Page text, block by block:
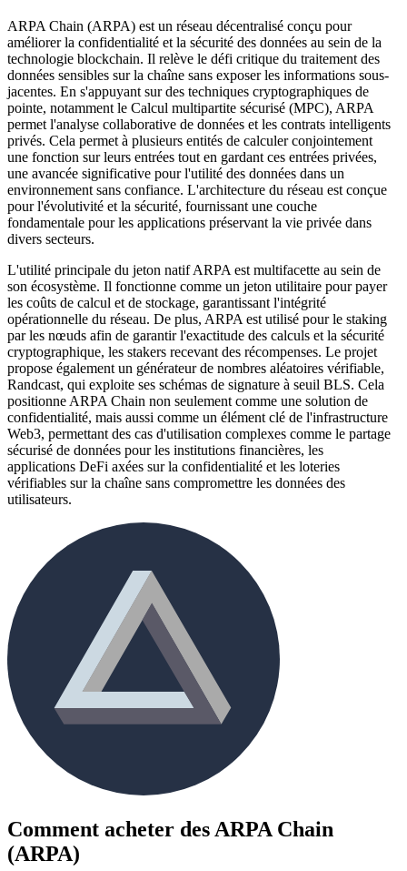
ARPA Chain (ARPA) est un réseau décentralisé conçu pour
améliorer la confidentialité et la sécurité des données au sein de la
technologie blockchain. Il relève le défi critique du traitement des
données sensibles sur la chaîne sans exposer les informations sous-
jacentes. En s'appuyant sur des techniques cryptographiques de
pointe, notamment le Calcul multipartite sécurisé (MPC), ARPA
permet l'analyse collaborative de données et les contrats intelligents
privés. Cela permet à plusieurs entités de calculer conjointement
une fonction sur leurs entrées tout en gardant ces entrées privées,
une avancée significative pour l'utilité des données dans un
environnement sans confiance. L'architecture du réseau est conçue
pour l'évolutivité et la sécurité, fournissant une couche
fondamentale pour les applications préservant la vie privée dans
divers secteurs.
L'utilité principale du jeton natif ARPA est multifacette au sein de
son écosystème. Il fonctionne comme un jeton utilitaire pour payer
les coûts de calcul et de stockage, garantissant l'intégrité
opérationnelle du réseau. De plus, ARPA est utilisé pour le staking
par les nœuds afin de garantir l'exactitude des calculs et la sécurité
cryptographique, les stakers recevant des récompenses. Le projet
propose également un générateur de nombres aléatoires vérifiable,
Randcast, qui exploite ses schémas de signature à seuil BLS. Cela
positionne ARPA Chain non seulement comme une solution de
confidentialité, mais aussi comme un élément clé de l'infrastructure
Web3, permettant des cas d'utilisation complexes comme le partage
sécurisé de données pour les institutions financières, les
applications DeFi axées sur la confidentialité et les loteries
vérifiables sur la chaîne sans compromettre les données des
utilisateurs.
Comment acheter des ARPA Chain
(ARPA)